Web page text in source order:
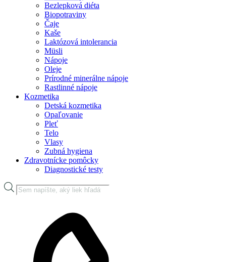
Bezlepková diéta
Biopotraviny
Čaje
Kaše
Laktózová intolerancia
Müsli
Nápoje
Oleje
Prírodné minerálne nápoje
Rastlinné nápoje
Kozmetika
Detská kozmetika
Opaľovanie
Pleť
Telo
Vlasy
Zubná hygiena
Zdravotnícke pomôcky
Diagnostické testy
Products
search